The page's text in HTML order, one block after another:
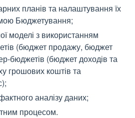
планів та налаштування їх
Бюджетування;
моделі з використанням
(бюджет продажу, бюджет
бюджетів (бюджет доходів та
грошових коштів та
аналізу даних;
процесом.